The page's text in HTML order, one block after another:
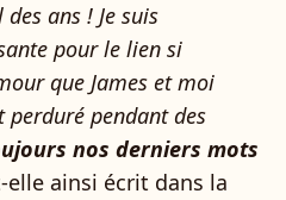
ans ! Je suis
pour le lien si
que James et moi
pendant des
nos derniers mots
elle ainsi écrit dans la